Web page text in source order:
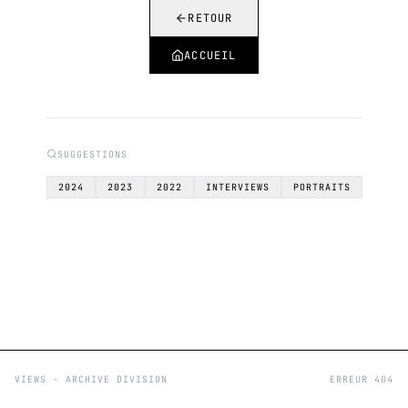
RETOUR
ACCUEIL
SUGGESTIONS
2024 2023 2022 INTERVIEWS PORTRAITS
VIEWS - ARCHIVE DIVISION ERREUR 404